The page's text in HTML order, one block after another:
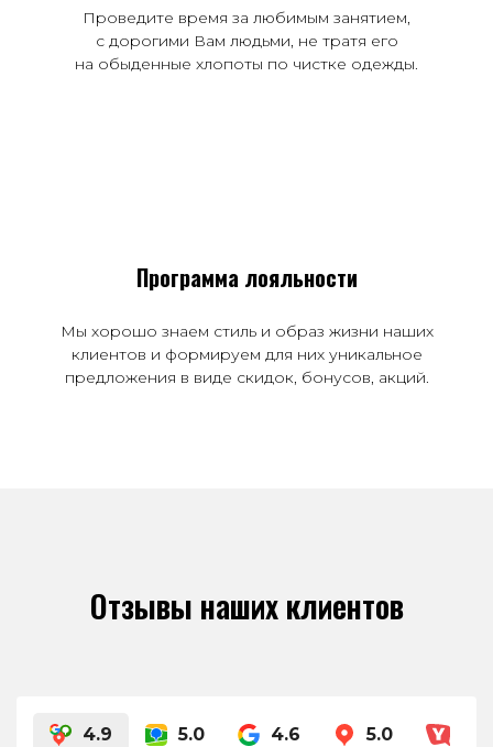
Проведите время за любимым занятием,
с дорогими Вам людьми, не тратя его
на обыденные хлопоты по чистке одежды.
Программа лояльности
Мы хорошо знаем стиль и образ жизни наших
клиентов и формируем для них уникальное
предложения в виде скидок, бонусов, акций.
Отзывы наших клиентов
4.9 5.0 4.6 5.0